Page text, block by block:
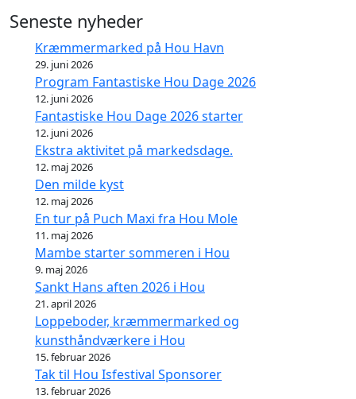
Seneste nyheder
Kræmmermarked på Hou Havn
29. juni 2026
Program Fantastiske Hou Dage 2026
12. juni 2026
Fantastiske Hou Dage 2026 starter
12. juni 2026
Ekstra aktivitet på markedsdage.
12. maj 2026
Den milde kyst
12. maj 2026
En tur på Puch Maxi fra Hou Mole
11. maj 2026
Mambe starter sommeren i Hou
9. maj 2026
Sankt Hans aften 2026 i Hou
21. april 2026
Loppeboder, kræmmermarked og
kunsthåndværkere i Hou
15. februar 2026
Tak til Hou Isfestival Sponsorer
13. februar 2026